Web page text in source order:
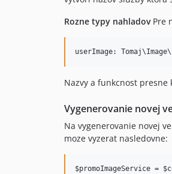
Rozne typy nahladovPre
Nazvy a funkcnost
Vygenerovanie novej
Na vygenerovanie novej
moze vyzerat nasledovne:
$promoImageService =